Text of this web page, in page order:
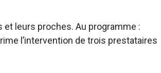
leurs proches. Au programme :
l’intervention de trois prestataires